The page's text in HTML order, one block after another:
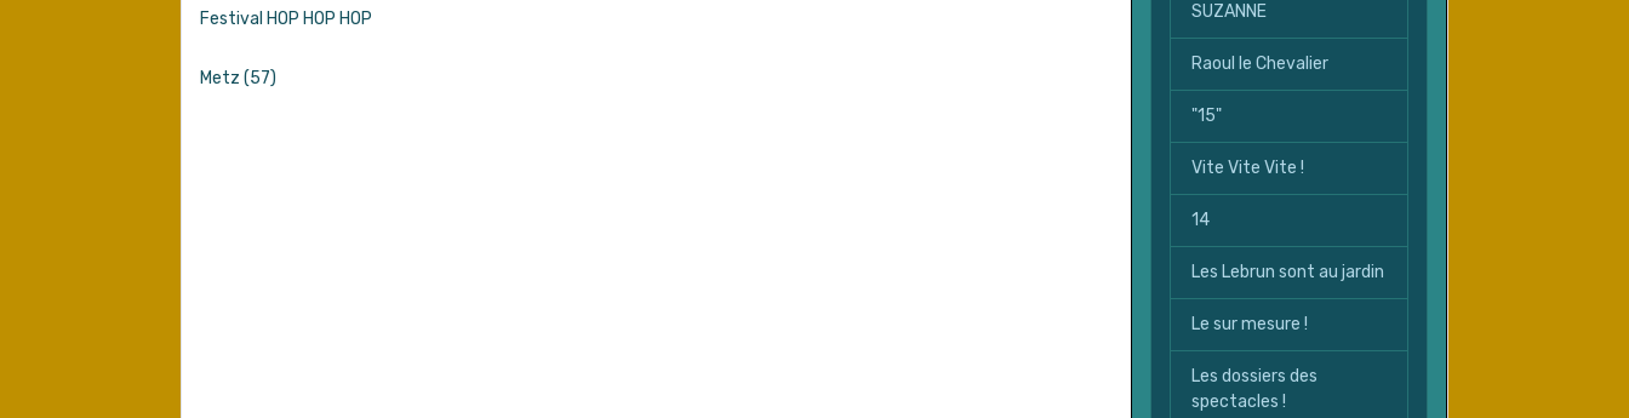
Festival HOP HOP HOP
Metz (57)
SUZANNE
Raoul le Chevalier
"15"
Vite Vite Vite !
14
Les Lebrun sont au jardin
Le sur mesure !
Les dossiers des
spectacles !